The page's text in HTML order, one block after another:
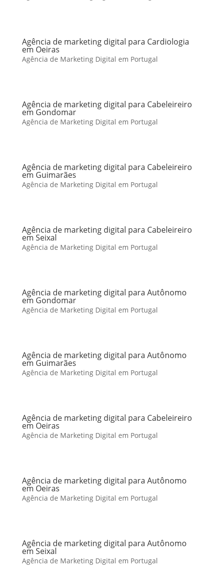
Agência de marketing digital para Cardiologia
em Oeiras
Agência de Marketing Digital em Portugal
Agência de marketing digital para Cabeleireiro
em Gondomar
Agência de Marketing Digital em Portugal
Agência de marketing digital para Cabeleireiro
em Guimarães
Agência de Marketing Digital em Portugal
Agência de marketing digital para Cabeleireiro
em Seixal
Agência de Marketing Digital em Portugal
Agência de marketing digital para Autônomo
em Gondomar
Agência de Marketing Digital em Portugal
Agência de marketing digital para Autônomo
em Guimarães
Agência de Marketing Digital em Portugal
Agência de marketing digital para Cabeleireiro
em Oeiras
Agência de Marketing Digital em Portugal
Agência de marketing digital para Autônomo
em Oeiras
Agência de Marketing Digital em Portugal
Agência de marketing digital para Autônomo
em Seixal
Agência de Marketing Digital em Portugal